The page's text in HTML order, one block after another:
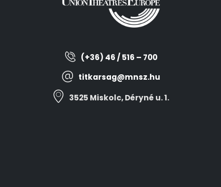
(+36) 46 / 516 – 700
titkarsag@mnsz.hu
3525 Miskolc, Déryné u. 1.